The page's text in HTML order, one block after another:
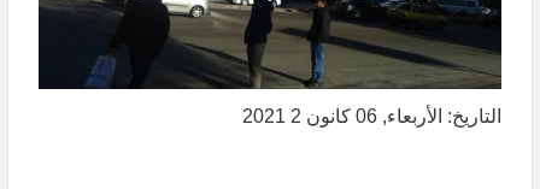
التاريخ: الأربعاء, 06 كانون 2 2021